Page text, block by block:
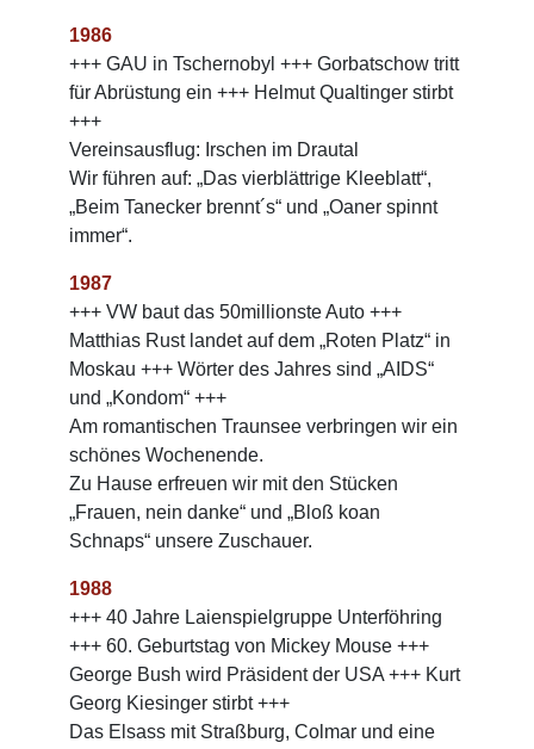
1986
+++ GAU in Tschernobyl +++ Gorbatschow tritt
für Abrüstung ein +++ Helmut Qualtinger stirbt
+++
Vereinsausflug: Irschen im Drautal
Wir führen auf: „Das vierblättrige Kleeblatt“,
„Beim Tanecker brennt´s“ und „Oaner spinnt
immer“.
1987
+++ VW baut das 50millionste Auto +++
Matthias Rust landet auf dem „Roten Platz“ in
Moskau +++ Wörter des Jahres sind „AIDS“
und „Kondom“ +++
Am romantischen Traunsee verbringen wir ein
schönes Wochenende.
Zu Hause erfreuen wir mit den Stücken
„Frauen, nein danke“ und „Bloß koan
Schnaps“ unsere Zuschauer.
1988
+++ 40 Jahre Laienspielgruppe Unterföhring
+++ 60. Geburtstag von Mickey Mouse +++
George Bush wird Präsident der USA +++ Kurt
Georg Kiesinger stirbt +++
Das Elsass mit Straßburg, Colmar und eine